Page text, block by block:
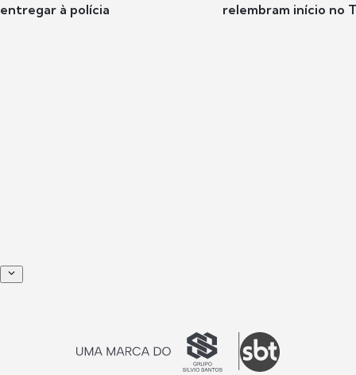
entregar à polícia
relembram início no